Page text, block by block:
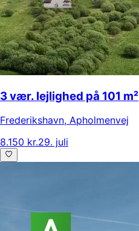
3 vær. lejlighed på 101 m²
Frederikshavn, Apholmenvej
8.150 kr.29. juli